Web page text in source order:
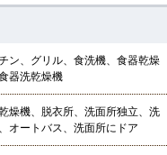
ン、グリル、食洗機、食器乾燥
器洗乾燥機
燥機、脱衣所、洗面所独立、洗
オートバス、洗面所にドア